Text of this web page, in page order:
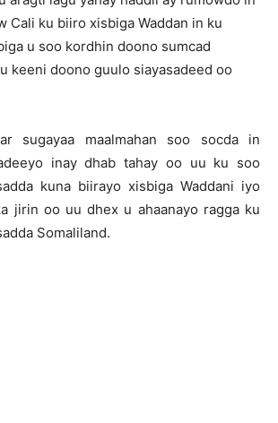
Cali ku biiro xisbiga Waddan in ku
u soo kordhin doono sumcad
keeni doono guulo siayasadeed oo
sugayaa maalmahan soo socda in
inay dhab tahay oo uu ku soo
kuna biirayo xisbiga Waddani iyo
jirin oo uu dhex u ahaanayo ragga ku
Somaliland.